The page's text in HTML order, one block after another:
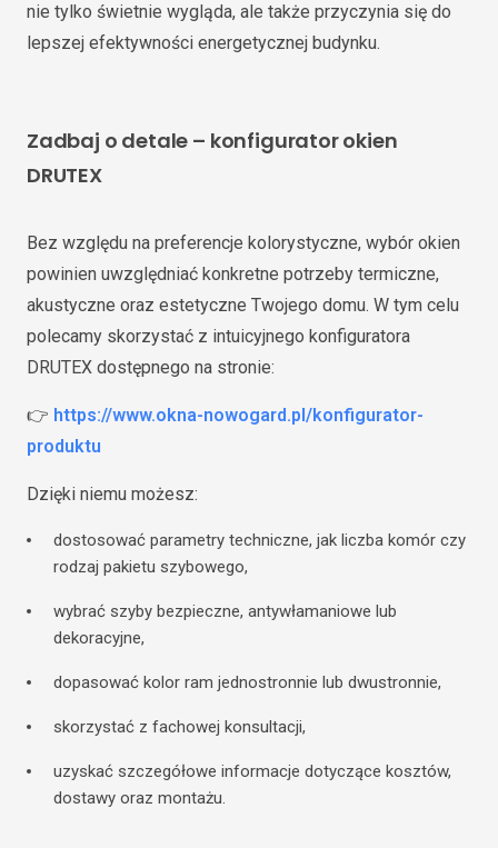
nie tylko świetnie wygląda, ale także przyczynia się do
lepszej efektywności energetycznej budynku.
Zadbaj o detale – konfigurator okien
DRUTEX
Bez względu na preferencje kolorystyczne, wybór okien
powinien uwzględniać konkretne potrzeby termiczne,
akustyczne oraz estetyczne Twojego domu. W tym celu
polecamy skorzystać z intuicyjnego konfiguratora
DRUTEX dostępnego na stronie:
👉 https://www.okna-nowogard.pl/konfigurator-
produktu
Dzięki niemu możesz:
dostosować parametry techniczne, jak liczba komór czy
rodzaj pakietu szybowego,
wybrać szyby bezpieczne, antywłamaniowe lub
dekoracyjne,
dopasować kolor ram jednostronnie lub dwustronnie,
skorzystać z fachowej konsultacji,
uzyskać szczegółowe informacje dotyczące kosztów,
dostawy oraz montażu.